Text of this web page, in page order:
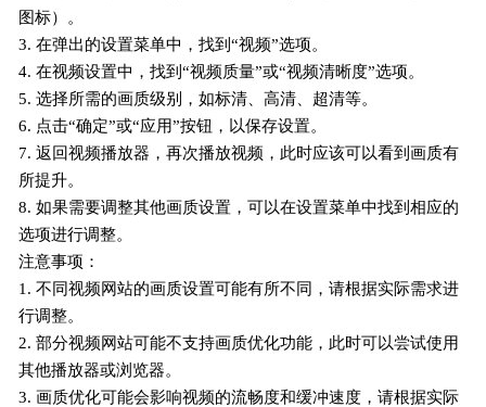
图标）。
3. 在弹出的设置菜单中，找到“视频”选项。
4. 在视频设置中，找到“视频质量”或“视频清晰度”选项。
5. 选择所需的画质级别，如标清、高清、超清等。
6. 点击“确定”或“应用”按钮，以保存设置。
7. 返回视频播放器，再次播放视频，此时应该可以看到画质有
所提升。
8. 如果需要调整其他画质设置，可以在设置菜单中找到相应的
选项进行调整。
注意事项：
1. 不同视频网站的画质设置可能有所不同，请根据实际需求进
行调整。
2. 部分视频网站可能不支持画质优化功能，此时可以尝试使用
其他播放器或浏览器。
3. 画质优化可能会影响视频的流畅度和缓冲速度，请根据实际